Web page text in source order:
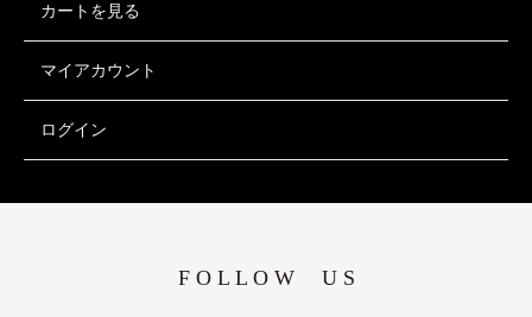
カートを見る
マイアカウント
ログイン
F O L L O W U S